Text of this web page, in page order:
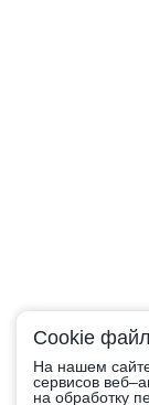
Cookie
На нашем
сервисов
на обработку